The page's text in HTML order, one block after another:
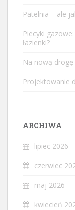
Patelnia – ale
Piecyki
łazienki?
Na nową drogę
Projektowanie
ARCHIWA
lipiec 2026
czerwiec
maj 2026
kwiecień